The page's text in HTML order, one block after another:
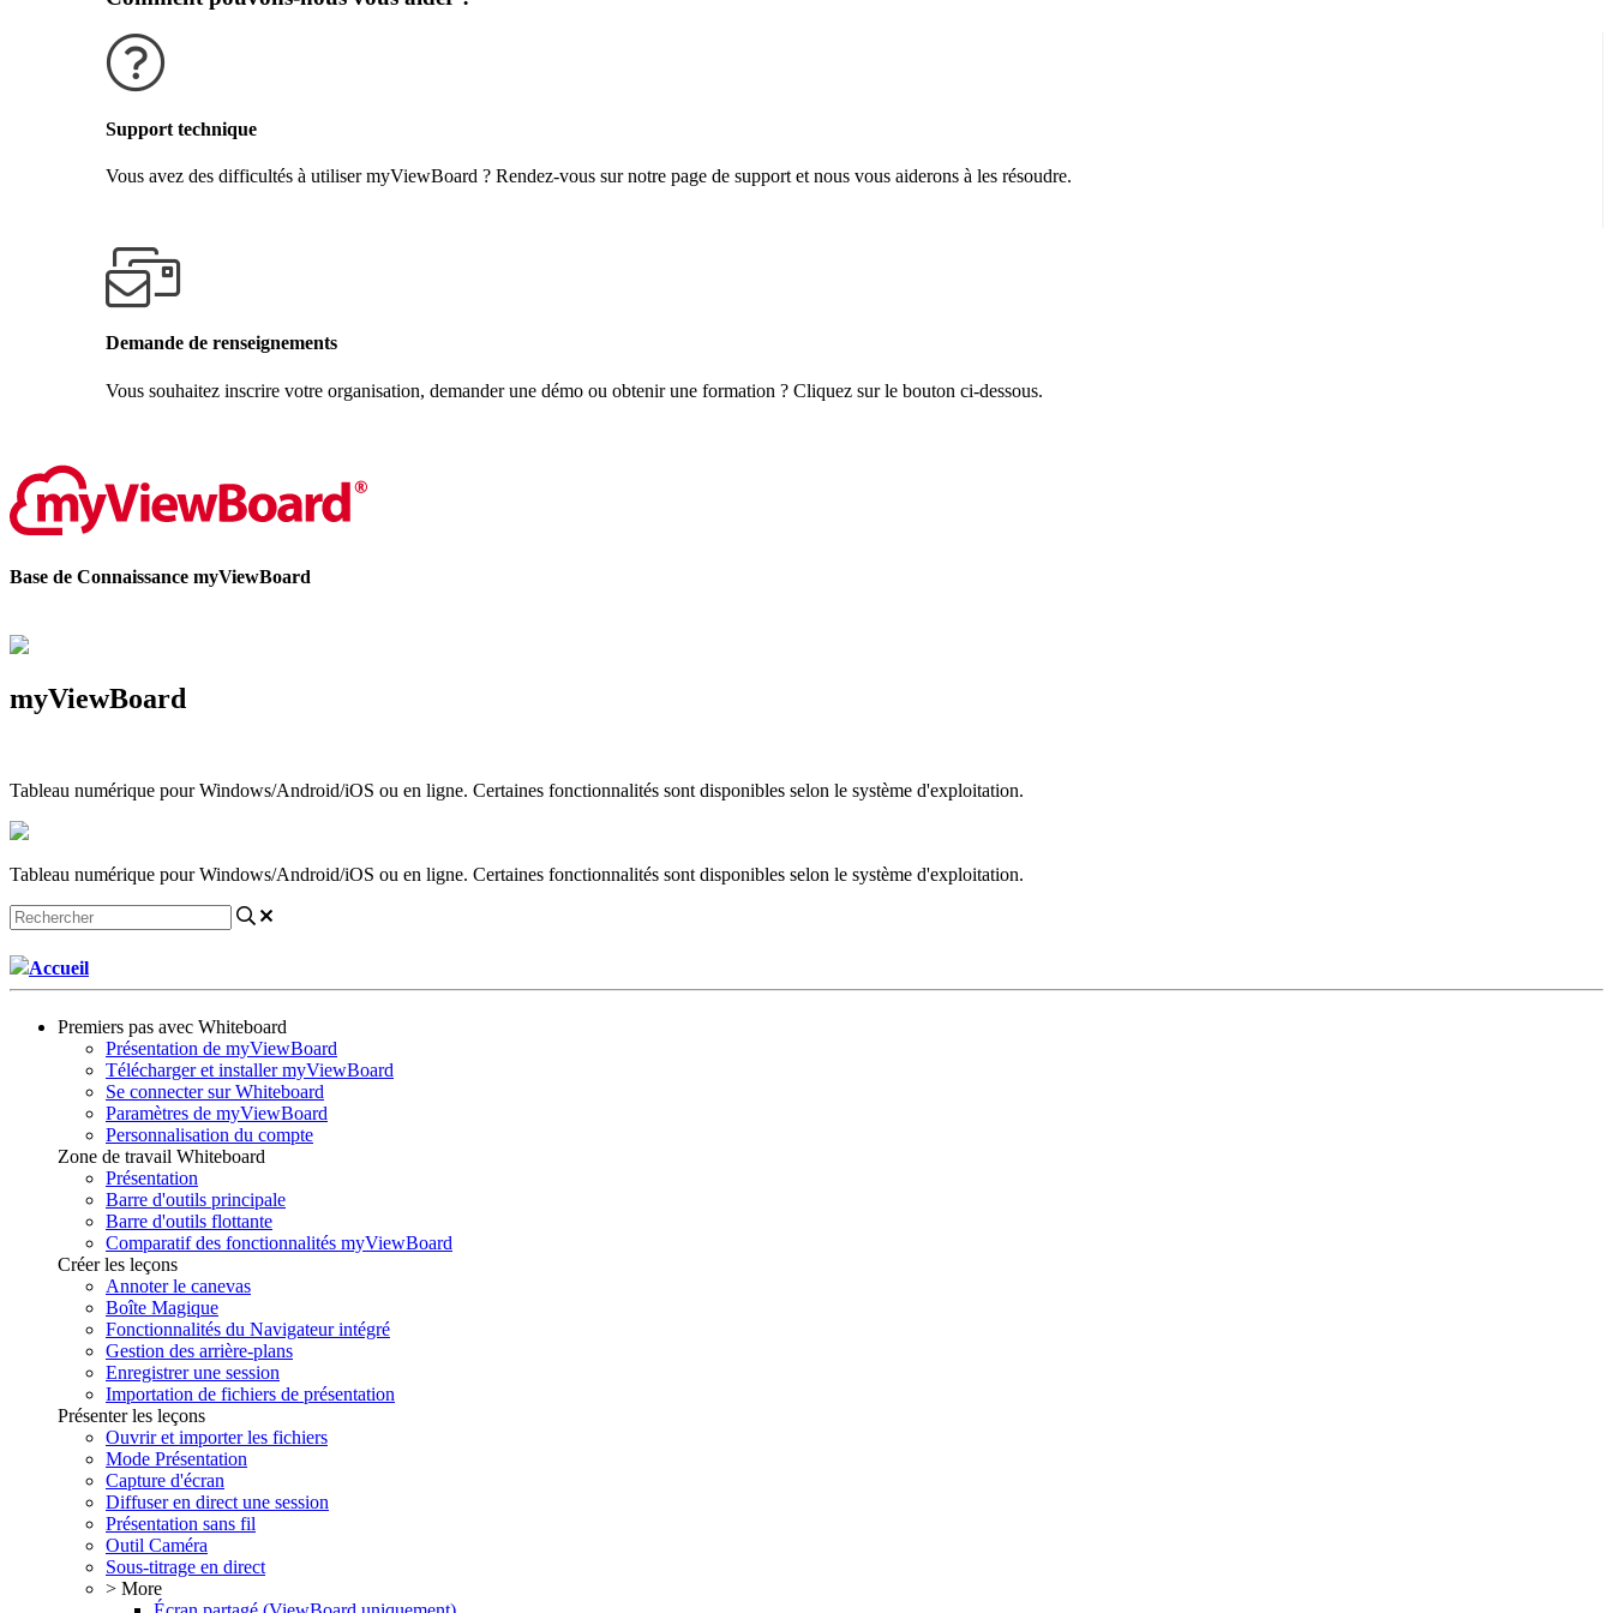
Support technique
Vous avez des difficultés à utiliser myViewBoard ? Rendez-vous sur notre page de support et nous vous aiderons à les résoudre.
Demande de renseignements
Vous souhaitez inscrire votre organisation, demander une démo ou obtenir une formation ? Cliquez sur le bouton ci-dessous.
Base de Connaissance myViewBoard
myViewBoard
Tableau numérique pour Windows/Android/iOS ou en ligne. Certaines fonctionnalités sont disponibles selon le système d'exploitation.
Tableau numérique pour Windows/Android/iOS ou en ligne. Certaines fonctionnalités sont disponibles selon le système d'exploitation.
Accueil
Premiers pas avec Whiteboard
Présentation de myViewBoard
Télécharger et installer myViewBoard
Se connecter sur Whiteboard
Paramètres de myViewBoard
Personnalisation du compte
Zone de travail Whiteboard
Présentation
Barre d'outils principale
Barre d'outils flottante
Comparatif des fonctionnalités myViewBoard
Créer les leçons
Annoter le canevas
Boîte Magique
Fonctionnalités du Navigateur intégré
Gestion des arrière-plans
Enregistrer une session
Importation de fichiers de présentation
Présenter les leçons
Ouvrir et importer les fichiers
Mode Présentation
Capture d'écran
Diffuser en direct une session
Présentation sans fil
Outil Caméra
Sous-titrage en direct
> More